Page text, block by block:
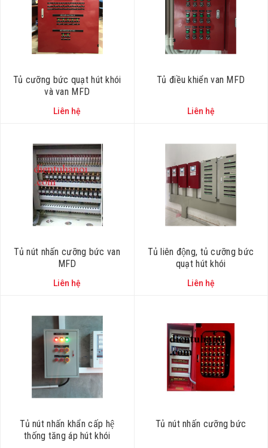
Tủ cưỡng bức quạt hút khói
và van MFD
Liên hệ
Tủ điều khiển van MFD
Liên hệ
Tủ nút nhấn cưỡng bức van
MFD
Liên hệ
Tủ liên động, tủ cưỡng bức
quạt hút khói
Liên hệ
Tủ nút nhấn khẩn cấp hệ
thống tăng áp hút khói
Tủ nút nhấn cưỡng bức